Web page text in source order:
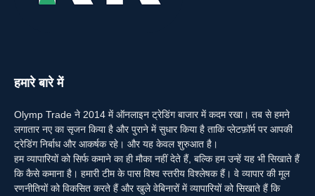
हमारे बारे में
Olymp Trade ने 2014 में ऑनलाइन ट्रेडिंग बाजार में कदम रखा। तब से हमने
लगातार नए का सृजन किया है और पुराने में सुधार किया है ताकि प्लेटफ़ॉर्म पर आपकी
ट्रेडिंग निर्बाध और आकर्षक रहे। और यह केवल शुरुआत है।
हम व्यापारियों को सिर्फ कमाने का ही मौका नहीं देते हैं, बल्कि हम उन्हें यह भी सिखाते हैं
कि कैसे कमाना है। हमारी टीम के पास विश्व स्तरीय विश्लेषक हैं। वे व्यापार की मूल
रणनीतियों को विकसित करते हैं और खुले वेबिनारों में व्यापारियों को सिखाते हैं कि